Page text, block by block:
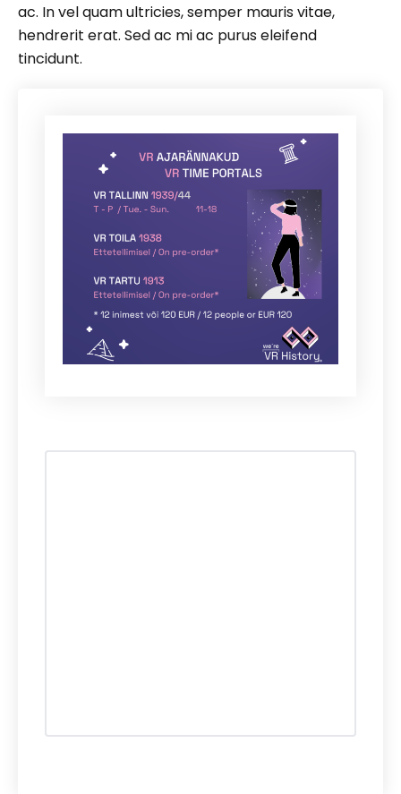
ac. In vel quam ultricies, semper mauris vitae,
hendrerit erat. Sed ac mi ac purus eleifend
tincidunt.